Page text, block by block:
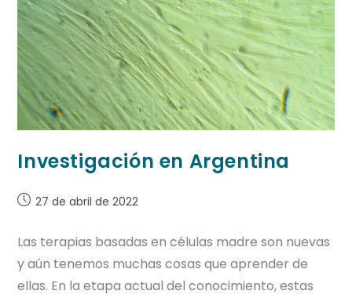
Investigación en Argentina
27 de abril de 2022
Las terapias basadas en células madre son nuevas
y aún tenemos muchas cosas que aprender de
ellas. En la etapa actual del conocimiento, estas